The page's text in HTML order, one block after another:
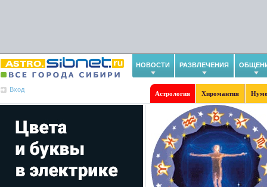
НОВОСТИ РАЗВЛЕЧЕНИЯ
Вход
Астрология Хиромантия